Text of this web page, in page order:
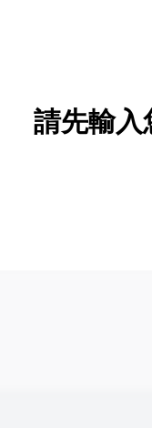
新增/刪除選項
請先輸入